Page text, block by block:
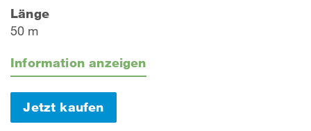
Länge
50 m
Information anzeigen
Jetzt kaufen